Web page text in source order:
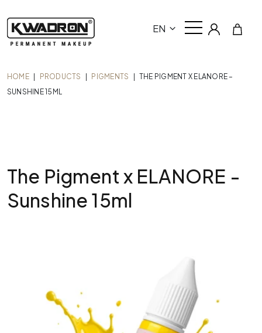
EN
HOME PRODUCTS PIGMENTS
THE PIGMENT X ELANORE –
SUNSHINE 15ML
The Pigment x ELANORE -
Sunshine 15ml